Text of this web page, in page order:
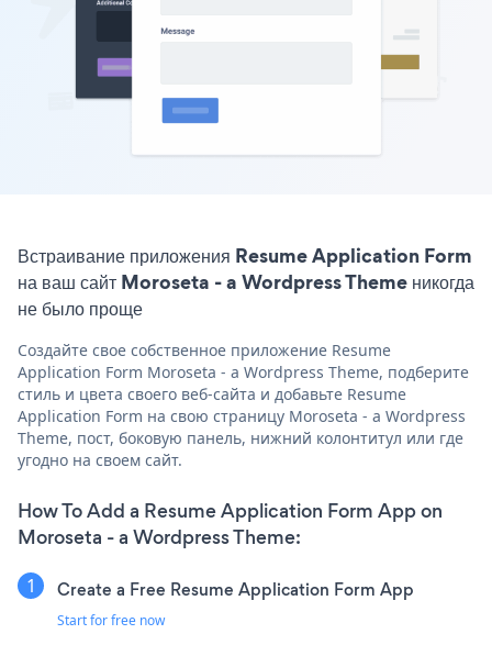
Встраивание приложения Resume Application Form
на ваш сайт Moroseta - a Wordpress Theme никогда
не было проще
Создайте свое собственное приложение Resume
Application Form Moroseta - a Wordpress Theme, подберите
стиль и цвета своего веб-сайта и добавьте Resume
Application Form на свою страницу Moroseta - a Wordpress
Theme, пост, боковую панель, нижний колонтитул или где
угодно на своем сайт.
How To Add a Resume Application Form App on
Moroseta - a Wordpress Theme:
Create a Free Resume Application Form App
Start for free now